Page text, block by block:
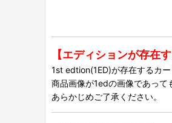
【エディションが存在
1st edtion(1ED)が存在するカ
商品画像が1edの画像であって
あらかじめご了承ください。